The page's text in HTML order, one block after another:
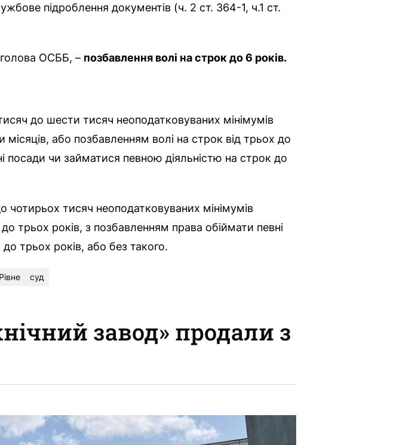
підроблення документів (ч. 2 ст. 364-1, ч.1 ст.
ОСББ, – позбавлення волі на строк до 6 років.
до шести тисяч неоподатковуваних мінімумів
або позбавленням волі на строк від трьох до
посади чи займатися певною діяльністю на строк до
тисяч неоподатковуваних мінімумів
трьох років, з позбавленням права обіймати певні
трьох років, або без такого.
Рівне суд
завод» продали з